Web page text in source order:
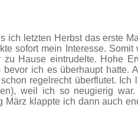
ich letzten Herbst das erste
sofort mein Interesse.
Hause eintrudelte. Hohe
ich es überhaupt hatte.
regelrecht überflutet.
weil ich so neugierig
März klappte ich dann auch